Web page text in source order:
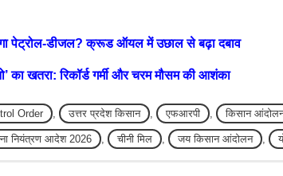
पेट्रोल-डीजल? क्रूड ऑयल में उछाल से बढ़ा दबाव
का खतरा: रिकॉर्ड गर्मी और चरम मौसम की आशंका
Order उत्तर प्रदेश किसान एफआरपी किसान
नियंत्रण आदेश 2026 चीनी मिल जय किसान आंदोलन